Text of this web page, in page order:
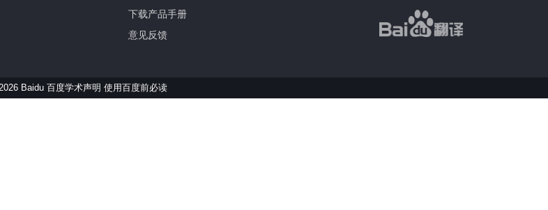
下载产品手册
意见反馈
Baidu 百度学术声明 使用百度前必读